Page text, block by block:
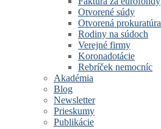
Otvorené súdy
Otvorená prokuratúra
Rodiny na súdoch
Verejné firmy
Koronadotácie
Rebríček nemocníc
Akadémia
Blog
Newsletter
Prieskumy
Publikácie